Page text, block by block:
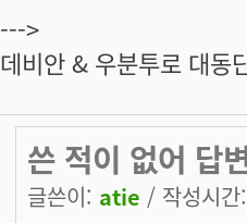
--->
데비안 & 우분투로 대동
쓴 적이 없어 답
글쓴이: atie / 작성시